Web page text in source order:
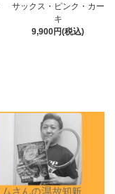
サックス・ピンク・カー
キ
9,900円(税込)